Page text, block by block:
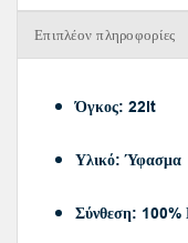
Επιπλέον πληροφορίες
Όγκος: 22lt
Υλικό: Ύφασμα
Σύνθεση: 100%